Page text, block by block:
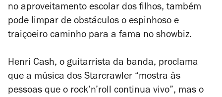
no aproveitamento escolar dos filhos, também
pode limpar de obstáculos o espinhoso e
traiçoeiro caminho para a fama no showbiz.
Henri Cash, o guitarrista da banda, proclama
que a música dos Starcrawler “mostra às
pessoas que o rock’n’roll continua vivo”, mas o